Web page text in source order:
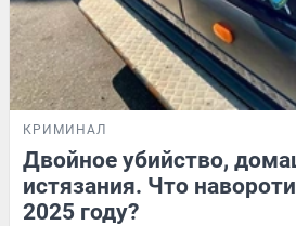
КРИМИНАЛ
Двойное убийство,
истязания. Что
2025 году?